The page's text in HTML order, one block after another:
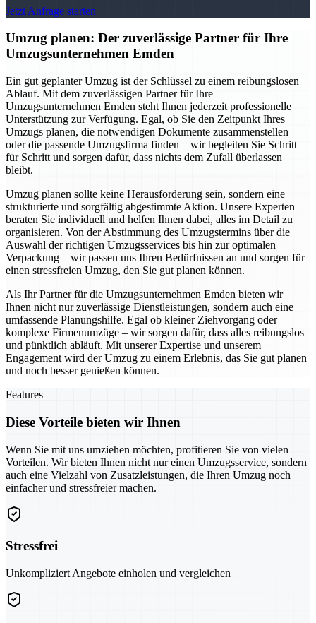
Jetzt Anfrage starten
Umzug planen: Der zuverlässige Partner für Ihre
Umzugsunternehmen Emden
Ein gut geplanter Umzug ist der Schlüssel zu einem reibungslosen
Ablauf. Mit dem zuverlässigen Partner für Ihre
Umzugsunternehmen Emden steht Ihnen jederzeit professionelle
Unterstützung zur Verfügung. Egal, ob Sie den Zeitpunkt Ihres
Umzugs planen, die notwendigen Dokumente zusammenstellen
oder die passende Umzugsfirma finden – wir begleiten Sie Schritt
für Schritt und sorgen dafür, dass nichts dem Zufall überlassen
bleibt.
Umzug planen sollte keine Herausforderung sein, sondern eine
strukturierte und sorgfältig abgestimmte Aktion. Unsere Experten
beraten Sie individuell und helfen Ihnen dabei, alles im Detail zu
organisieren. Von der Abstimmung des Umzugstermins über die
Auswahl der richtigen Umzugsservices bis hin zur optimalen
Verpackung – wir passen uns Ihren Bedürfnissen an und sorgen für
einen stressfreien Umzug, den Sie gut planen können.
Als Ihr Partner für die Umzugsunternehmen Emden bieten wir
Ihnen nicht nur zuverlässige Dienstleistungen, sondern auch eine
umfassende Planungshilfe. Egal ob kleiner Ziehvorgang oder
komplexe Firmenumzüge – wir sorgen dafür, dass alles reibungslos
und pünktlich abläuft. Mit unserer Expertise und unserem
Engagement wird der Umzug zu einem Erlebnis, das Sie gut planen
und noch besser genießen können.
Features
Diese Vorteile bieten wir Ihnen
Wenn Sie mit uns umziehen möchten, profitieren Sie von vielen
Vorteilen. Wir bieten Ihnen nicht nur einen Umzugsservice, sondern
auch eine Vielzahl von Zusatzleistungen, die Ihren Umzug noch
einfacher und stressfreier machen.
Stressfrei
Unkompliziert Angebote einholen und vergleichen